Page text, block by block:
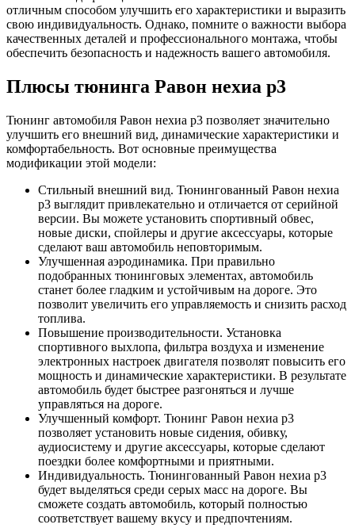
отличным способом улучшить его характеристики и выразить
свою индивидуальность. Однако, помните о важности выбора
качественных деталей и профессионального монтажа, чтобы
обеспечить безопасность и надежность вашего автомобиля.
Плюсы тюнинга Равон нехиа р3
Тюнинг автомобиля Равон нехиа р3 позволяет значительно
улучшить его внешний вид, динамические характеристики и
комфортабельность. Вот основные преимущества
модификации этой модели:
Стильный внешний вид. Тюнингованный Равон нехиа
р3 выглядит привлекательно и отличается от серийной
версии. Вы можете установить спортивный обвес,
новые диски, спойлеры и другие аксессуары, которые
сделают ваш автомобиль неповторимым.
Улучшенная аэродинамика. При правильно
подобранных тюнинговых элементах, автомобиль
станет более гладким и устойчивым на дороге. Это
позволит увеличить его управляемость и снизить расход
топлива.
Повышение производительности. Установка
спортивного выхлопа, фильтра воздуха и изменение
электронных настроек двигателя позволят повысить его
мощность и динамические характеристики. В результате
автомобиль будет быстрее разгоняться и лучше
управляться на дороге.
Улучшенный комфорт. Тюнинг Равон нехиа р3
позволяет установить новые сидения, обивку,
аудиосистему и другие аксессуары, которые сделают
поездки более комфортными и приятными.
Индивидуальность. Тюнингованный Равон нехиа р3
будет выделяться среди серых масс на дороге. Вы
сможете создать автомобиль, который полностью
соответствует вашему вкусу и предпочтениям.